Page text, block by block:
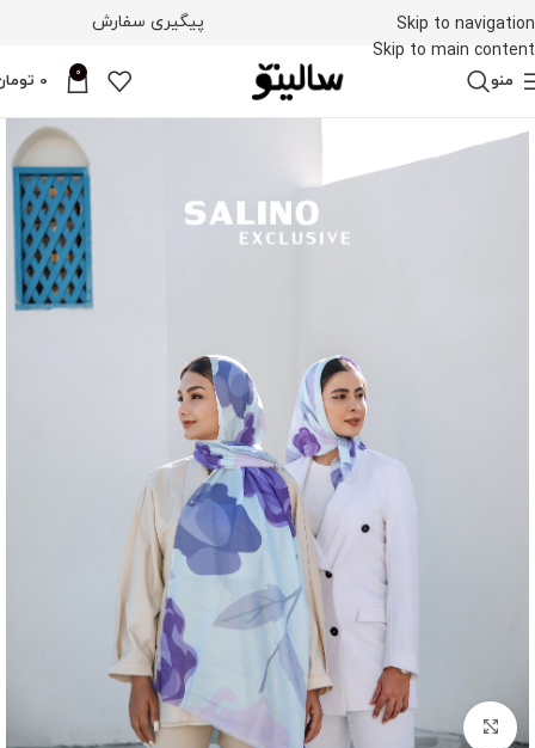
Skip to navigation
Skip to main content
پیگیری سفارش
منو 0
0
بزرگنمایی تصویر